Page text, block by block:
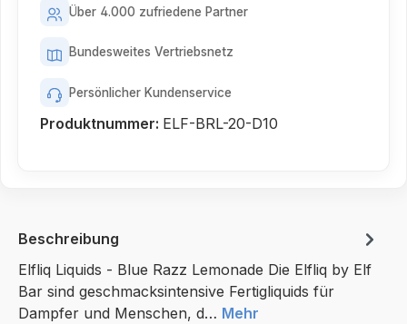
Über 4.000 zufriedene Partner
Bundesweites Vertriebsnetz
Persönlicher Kundenservice
Produktnummer: ELF-BRL-20-D10
Beschreibung
Elfliq Liquids - Blue Razz Lemonade Die Elfliq by Elf
Bar sind geschmacksintensive Fertigliquids für
Dampfer und Menschen, d… Mehr